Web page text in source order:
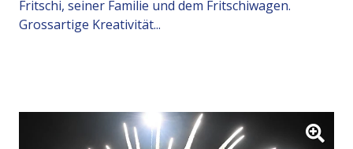
Fritschi, seiner Familie und dem Fritschiwagen.
Grossartige Kreativität...